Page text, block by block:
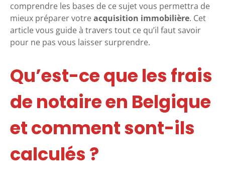
comprendre les bases de ce sujet vous permettra de
mieux préparer votreacquisition immobilière. Cet
article vous guide à travers tout ce qu’il faut savoir
pour ne pas vous laisser surprendre.
Qu’est-ce que les frais
de notaire en Belgique
et comment sont-ils
calculés ?